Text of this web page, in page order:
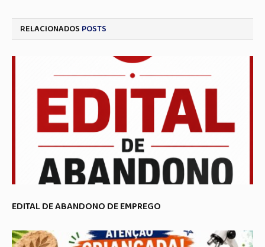
RELACIONADOS POSTS
EDITAL DE ABANDONO DE EMPREGO